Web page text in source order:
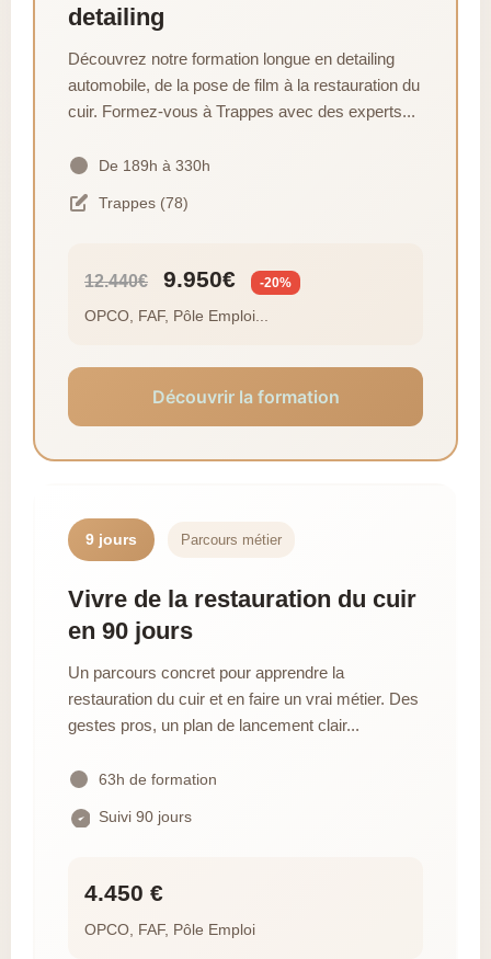
detailing
Découvrez notre formation longue en detailing
automobile, de la pose de film à la restauration du
cuir. Formez-vous à Trappes avec des experts...
De 189h à 330h
Trappes (78)
12.440€ 9.950€ -20%
OPCO, FAF, Pôle Emploi...
Découvrir la formation
9 jours Parcours métier
Vivre de la restauration du cuir
en 90 jours
Un parcours concret pour apprendre la
restauration du cuir et en faire un vrai métier. Des
gestes pros, un plan de lancement clair...
63h de formation
Suivi 90 jours
4.450 €
OPCO, FAF, Pôle Emploi